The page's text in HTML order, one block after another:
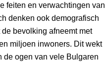
feiten en verwachtingen van
denken ook demografisch
bevolking afneemt met
miljoen inwoners. Dit wekt
de ogen van vele Bulgaren